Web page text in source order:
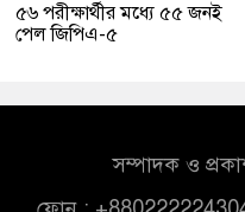
৫৬ পরীক্ষার্থীর মধ্যে ৫৫ জনই
পেল জিপিএ-৫
সম্পাদক ও